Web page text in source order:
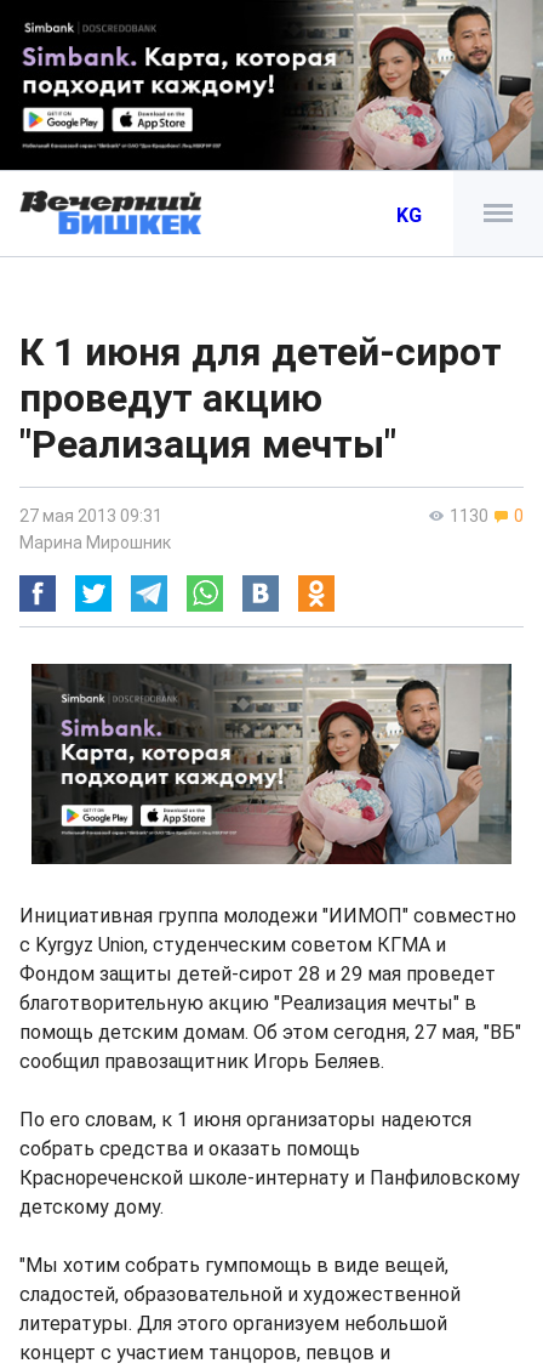
KG
К 1 июня для детей-сирот
проведут акцию
"Реализация мечты"
1130 0
27 мая 2013 09:31
Марина Мирошник
Инициативная группа молодежи "ИИМОП" совместно
с Kyrgyz Union, студенческим советом КГМА и
Фондом защиты детей-сирот 28 и 29 мая проведет
благотворительную акцию "Реализация мечты" в
помощь детским домам. Об этом сегодня, 27 мая, "ВБ"
сообщил правозащитник Игорь Беляев.
По его словам, к 1 июня организаторы надеются
собрать средства и оказать помощь
Краснореченской школе-интернату и Панфиловскому
детскому дому.
"Мы хотим собрать гумпомощь в виде вещей,
сладостей, образовательной и художественной
литературы. Для этого организуем небольшой
концерт с участием танцоров, певцов и